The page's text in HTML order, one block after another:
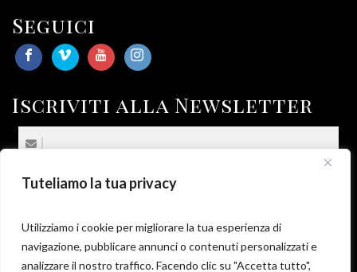
Tuteliamo la tua privacy
Utilizziamo i cookie per migliorare la tua esperienza di
navigazione, pubblicare annunci o contenuti personalizzati e
analizzare il nostro traffico. Facendo clic su "Accetta tutto",
Seguici
Iscriviti alla Newsletter
(*) Sottoscrivo la Privacy Policy